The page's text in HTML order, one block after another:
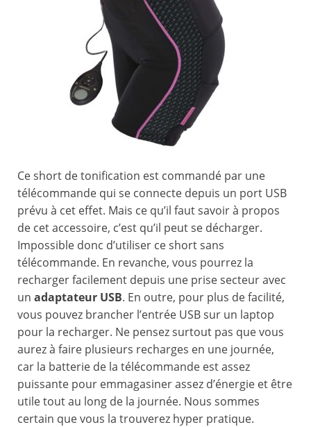
Ce short de tonification est commandé par une
télécommande qui se connecte depuis un port USB
prévu à cet effet. Mais ce qu’il faut savoir à propos
de cet accessoire, c’est qu’il peut se décharger.
Impossible donc d’utiliser ce short sans
télécommande. En revanche, vous pourrez la
recharger facilement depuis une prise secteur avec
un adaptateur USB. En outre, pour plus de facilité,
vous pouvez brancher l’entrée USB sur un laptop
pour la recharger. Ne pensez surtout pas que vous
aurez à faire plusieurs recharges en une journée,
car la batterie de la télécommande est assez
puissante pour emmagasiner assez d’énergie et être
utile tout au long de la journée. Nous sommes
certain que vous la trouverez hyper pratique.